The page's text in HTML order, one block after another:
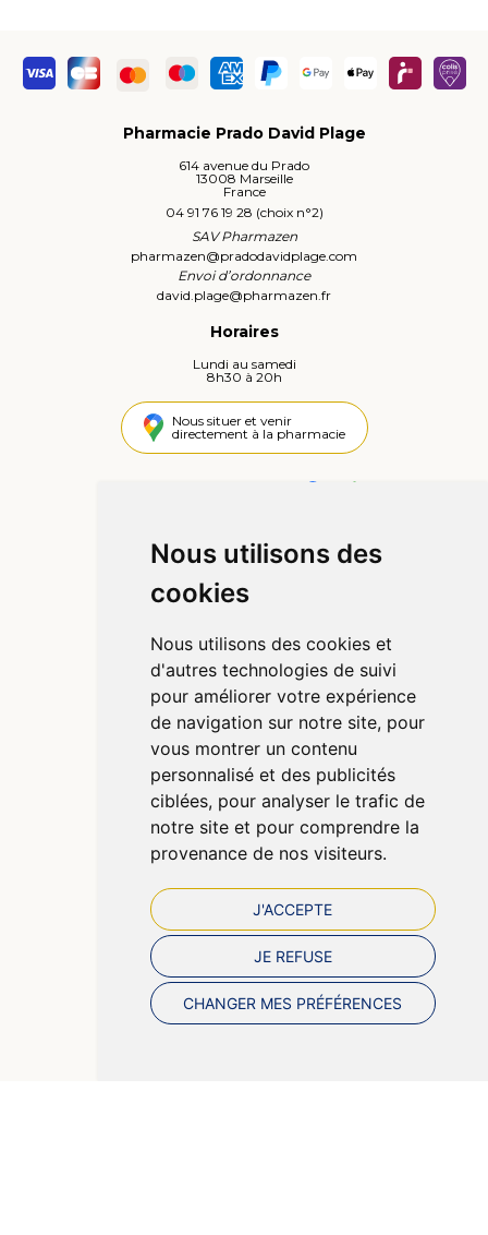
Nous utilisons des
cookies
Nous utilisons des cookies et
d'autres technologies de suivi
pour améliorer votre expérience
de navigation sur notre site, pour
vous montrer un contenu
personnalisé et des publicités
ciblées, pour analyser le trafic de
notre site et pour comprendre la
provenance de nos visiteurs.
J'ACCEPTE
JE REFUSE
CHANGER MES PRÉFÉRENCES
Pharmacie Prado David Plage
614 avenue du Prado
13008 Marseille
France
04 91 76 19 28 (choix n°2)
SAV Pharmazen
pharmazen@pradodavidplage.com
Envoi d’ordonnance
david.plage@pharmazen.fr
Horaires
Lundi au samedi
8h30 à 20h
Nous situer et venir
directement à la pharmacie
Informations
Qui sommes-nous ?
Déclarer un effet indésirable
Mentions légales
CGV
Données personnelles
Cookies
Préférences Cookies